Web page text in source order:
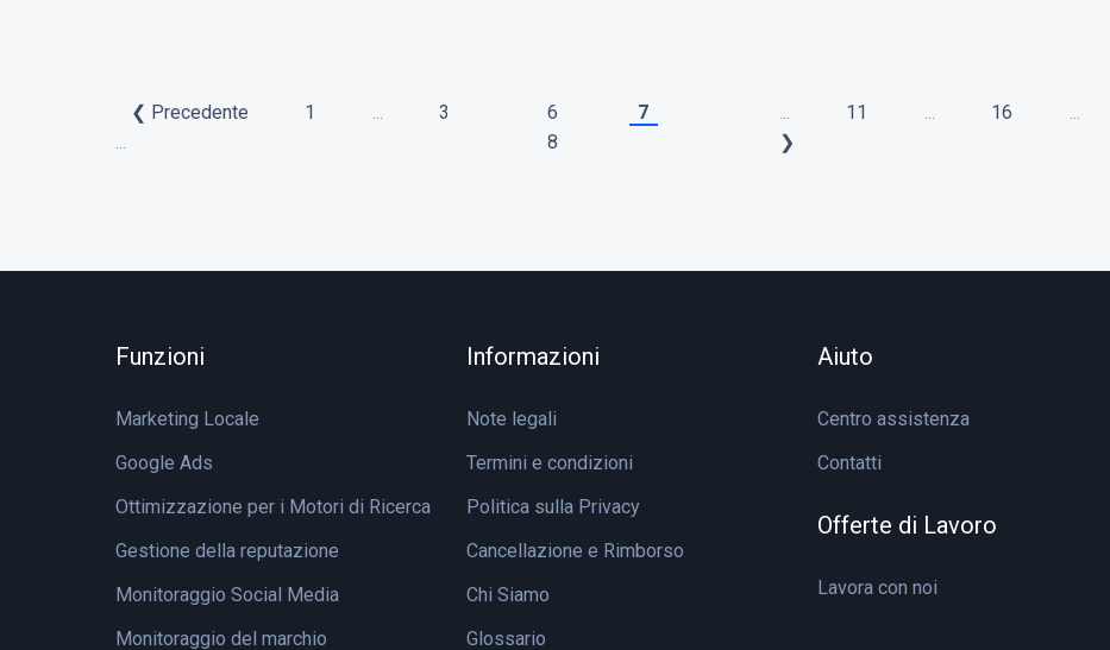
❮ Precedente 1 ...
3
...
6
7
8
... 11 ... 16 ...
❯
Funzioni
Marketing Locale
Google Ads
Ottimizzazione per i Motori di Ricerca
Gestione della reputazione
Monitoraggio Social Media
Monitoraggio del marchio
Informazioni
Note legali
Termini e condizioni
Politica sulla Privacy
Cancellazione e Rimborso
Chi Siamo
Glossario
Aiuto
Centro assistenza
Contatti
Offerte di Lavoro
Lavora con noi